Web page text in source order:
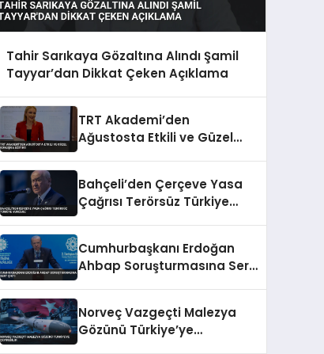
Tahir Sarıkaya Gözaltına Alındı Şamil
Tayyar’dan Dikkat Çeken Açıklama
TRT Akademi’den
Ağustosta Etkili ve Güzel
Bahçeli’den Çerçeve Yasa
Çağrısı Terörsüz Türkiye
Cumhurbaşkanı Erdoğan
Ahbap Soruşturmasına Sert
Norveç Vazgeçti Malezya
Gözünü Türkiye’ye